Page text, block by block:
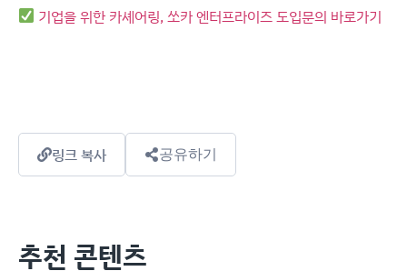
기업을 위한 카셰어링, 쏘카 엔터프라이즈 도입문의 바로가기
링크 복사 공유하기
추천 콘텐츠